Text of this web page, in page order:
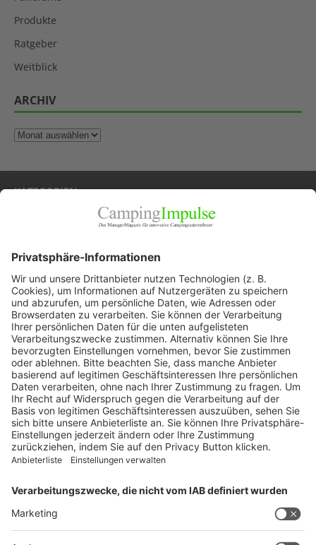
Produkte
Ratgeber
Weitblick
ARCHIV
KATEGORIEN
Firmenporträts
Panorama
Produkte
Ratgeber
Weitblick
WEITERES AUS DEM VERLAG
Reisemobil International